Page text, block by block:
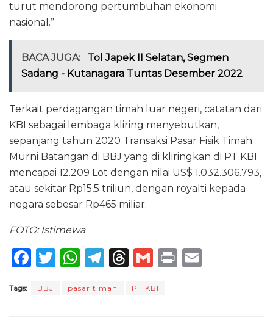
turut mendorong pertumbuhan ekonomi
nasional.”
BACA JUGA:
Tol Japek II Selatan, Segmen
Sadang - Kutanagara Tuntas Desember 2022
Terkait perdagangan timah luar negeri, catatan dari
KBI sebagai lembaga kliring menyebutkan,
sepanjang tahun 2020 Transaksi Pasar Fisik Timah
Murni Batangan di BBJ yang di kliringkan di PT KBI
mencapai 12.209 Lot dengan nilai US$ 1.032.306.793,
atau sekitar Rp15,5 triliun, dengan royalti kepada
negara sebesar Rp465 miliar.
FOTO: Istimewa
F
c
T
it
W
a
T
e
T
re
G
ai
P
Tags: BBJ pasar timah PT KBI